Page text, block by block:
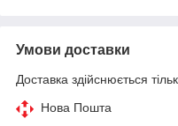
Умови доставки
Доставка здійснюється
Нова Пошта